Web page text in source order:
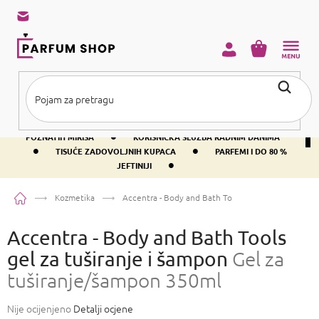
sadržaj
BESPLATNA DOSTAVA IZNAD PRIBLIŽNO 37 € •
400+ SVJETSKI
POZNATIH MIRISA
• KORISNIČKA SLUŽBA RADNIM DANIMA
• TISUĆE ZADOVOLJNIH KUPACA •
PARFEMI I DO 80 %
JEFTINIJI
•
KOŠARICA
PočetnaKozmetika Accentra - Body and Bath Tools gel za tuširanje i
Accentra - Body and Bath Tools
gel za tuširanje i šampon Gel za
tuširanje/šampon 350ml
Prosječna
Nije ocijenjeno Detalji ocjene